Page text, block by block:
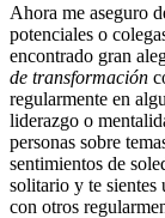
Ahora me aseguro
potenciales o
encontrado gran
de transformación
regularmente en
liderazgo o
personas sobre
sentimientos de
solitario y te sientes
con otros